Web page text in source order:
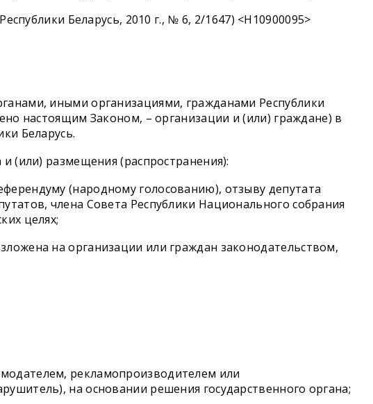
Беларусь, 2010 г., № 6, 2/1647) <H10900095>
иными организациями, гражданами Республики
настоящим Законом, – организации и (или) граждане) в
Беларусь.
(или) размещения (распространения):
(народному голосованию), отзыву депутата
члена Совета Республики Национального собрания
целях;
на организации или граждан законодательством,
рекламопроизводителем или
на основании решения государственного органа;